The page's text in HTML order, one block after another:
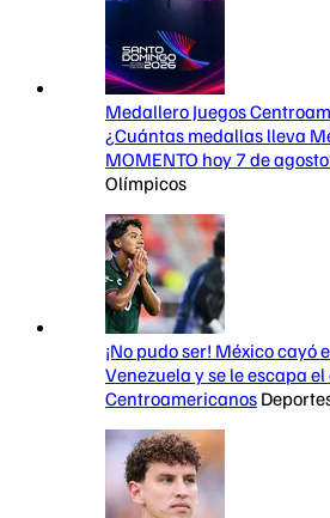
Medallero Juegos
¿Cuántas medallas lleva
MOMENTO hoy 7 de
Olímpicos
¡No pudo ser! México cayó
Venezuela y se le escapa el
Centroamericanos